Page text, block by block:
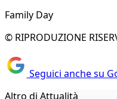
Family Day
© RIPRODUZIONE
Seguici anche su
Altro di Attualità